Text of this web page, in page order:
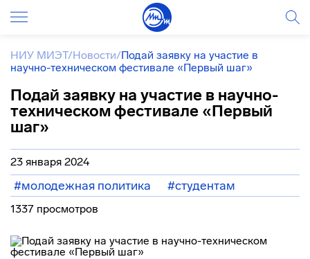
НИУ МИЭТ/Новости/Подай заявку на участие в
научно-техническом фестивале «Первый шаг»
Подай заявку на участие в научно-
техническом фестивале «Первый
шаг»
23 января 2024
#молодежная политика #студентам
1337 просмотров